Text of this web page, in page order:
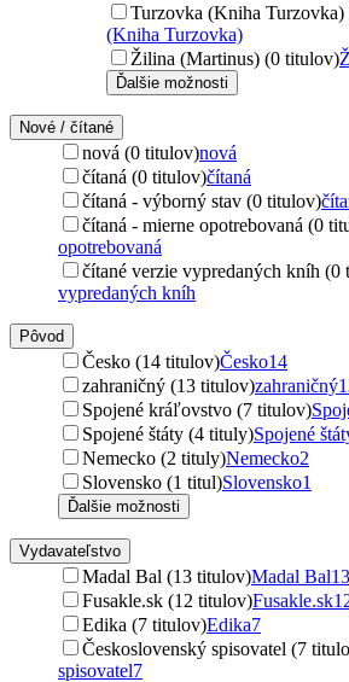
Turzovka (Kniha
(Kniha Turzovka)
Žilina (Martinus) (0 titulov)
Ďalšie možnosti
Nové / čítané
nová (0 titulov)nová
čítaná (0 titulov)čítaná
čítaná - výborný stav (0 titulov)
čítaná - mierne opotrebovaná (0
opotrebovaná
čítané verzie vypredaných kníh (0
vypredaných kníh
Pôvod
Česko (14 titulov)Česko14
zahraničný (13 titulov)zahraničný
Spojené kráľovstvo (7 titulov)
Spojené štáty (4 tituly)Spojené
Nemecko (2 tituly)Nemecko2
Slovensko (1 titul)Slovensko1
Ďalšie možnosti
Vydavateľstvo
Madal Bal (13 titulov)Madal Bal13
Fusakle.sk (12 titulov)Fusakle.sk
Edika (7 titulov)Edika7
Československý spisovatel (7
spisovatel7